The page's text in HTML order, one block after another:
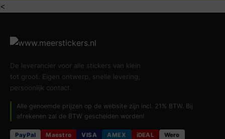
<
De leverancier voor alle stickers van klein
tot groot. Eigen ontwerp, snelle levering,
persoonlijk contact.
Alle genoemde prijzen op de website zijn incl. 21% BTW. Bij
afrekenen zal de BTW gescheiden worden!
PayPal Maestro VISA AMEX iDEAL
Wero